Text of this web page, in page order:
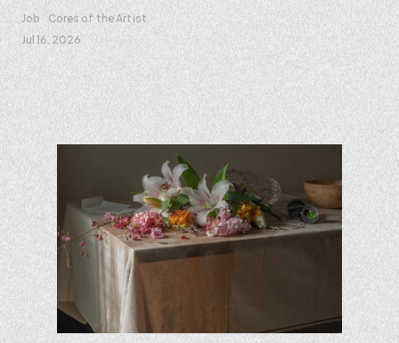
Job
Cores of the Artist
Jul 16. 2026